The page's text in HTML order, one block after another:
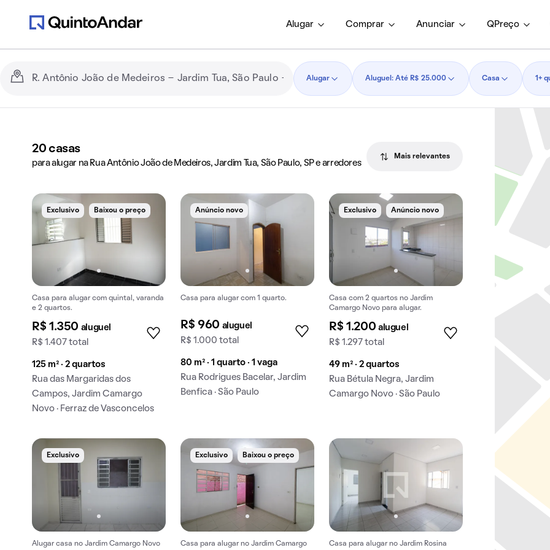
Alugar Comprar Anunciar QPreço
Alugar Aluguel: Até R$ 25.000 Casa 1+
20 casas
para alugar na Rua Antônio João de Medeiros, Jardim Tua, São Paulo, SP e arredores
Mais relevantes
Exclusivo Baixou o preço
Casa para alugar com quintal, varanda
e 2 quartos.
R$ 1.350 aluguel
R$ 1.407 total
125 m² · 2 quartos
Rua das Margaridas dos
Campos, Jardim Camargo
Novo · Ferraz de Vasconcelos
Anúncio novo
Casa para alugar com 1 quarto.
R$ 960 aluguel
R$ 1.000 total
80 m² · 1 quarto · 1 vaga
Rua Rodrigues Bacelar, Jardim
Benfica · São Paulo
Exclusivo Anúncio novo
Casa com 2 quartos no Jardim
Camargo Novo para alugar.
R$ 1.200 aluguel
R$ 1.297 total
49 m² · 2 quartos
Rua Bétula Negra, Jardim
Camargo Novo · São Paulo
Exclusivo
Alugar casa no Jardim Camargo Novo
Exclusivo Baixou o preço
Casa para alugar no Jardim Camargo Casa para alugar no Jardim Rosina